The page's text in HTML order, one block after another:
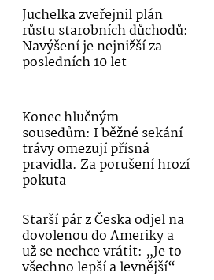
Juchelka zveřejnil plán
růstu starobních důchodů:
Navýšení je nejnižší za
posledních 10 let
Konec hlučným
sousedům: I běžné sekání
trávy omezují přísná
pravidla. Za porušení hrozí
pokuta
Starší pár z Česka odjel na
dovolenou do Ameriky a
už se nechce vrátit: „Je to
všechno lepší a levnější“